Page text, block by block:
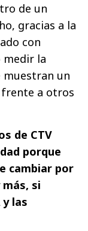
de un
gracias a la
con
medir la
un
frente a otros
de CTV
porque
cambiar por
si
las